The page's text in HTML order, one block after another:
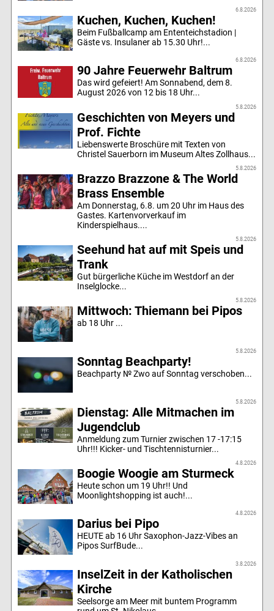
6.8.2026
Kuchen, Kuchen, Kuchen!
Beim Fußballcamp am Ententeichstadion |
Gäste vs. Insulaner ab 15.30 Uhr!...
6.8.2026
90 Jahre Feuerwehr Baltrum
Das wird gefeiert! Am Sonnabend, dem 8.
August 2026 von 12 bis 18 Uhr...
5.8.2026
Geschichten von Meyers und
Prof. Fichte
Liebenswerte Broschüre mit Texten von
Christel Sauerborn im Museum Altes Zollhaus...
5.8.2026
Brazzo Brazzone & The World
Brass Ensemble
Am Donnerstag, 6.8. um 20 Uhr im Haus des
Gastes. Kartenvorverkauf im
Kinderspielhaus....
5.8.2026
Seehund hat auf mit Speis und
Trank
Gut bürgerliche Küche im Westdorf an der
Inselglocke...
5.8.2026
Mittwoch: Thiemann bei Pipos
ab 18 Uhr ...
5.8.2026
Sonntag Beachparty!
Beachparty № Zwo auf Sonntag verschoben...
5.8.2026
Dienstag: Alle Mitmachen im
Jugendclub
Anmeldung zum Turnier zwischen 17 -17:15
Uhr!!! Kicker- und Tischtennisturnier...
4.8.2026
Boogie Woogie am Sturmeck
Heute schon um 19 Uhr!! Und
Moonlightshopping ist auch!...
4.8.2026
Darius bei Pipo
HEUTE ab 16 Uhr Saxophon-Jazz-Vibes an
Pipos SurfBude...
3.8.2026
InselZeit in der Katholischen
Kirche
Seelsorge am Meer mit buntem Programm